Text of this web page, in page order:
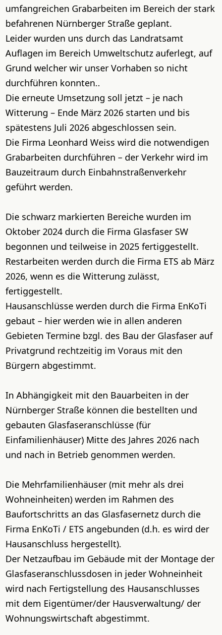
umfangreichen Grabarbeiten im Bereich der stark
befahrenen Nürnberger Straße geplant.
Leider wurden uns durch das Landratsamt
Auflagen im Bereich Umweltschutz auferlegt, auf
Grund welcher wir unser Vorhaben so nicht
durchführen konnten..
Die erneute Umsetzung soll jetzt – je nach
Witterung – Ende März 2026 starten und bis
spätestens Juli 2026 abgeschlossen sein.
Die Firma Leonhard Weiss wird die notwendigen
Grabarbeiten durchführen – der Verkehr wird im
Bauzeitraum durch Einbahnstraßenverkehr
geführt werden.
Die schwarz markierten Bereiche wurden im
Oktober 2024 durch die Firma Glasfaser SW
begonnen und teilweise in 2025 fertiggestellt.
Restarbeiten werden durch die Firma ETS ab März
2026, wenn es die Witterung zulässt,
fertiggestellt.
Hausanschlüsse werden durch die Firma EnKoTi
gebaut – hier werden wie in allen anderen
Gebieten Termine bzgl. des Bau der Glasfaser auf
Privatgrund rechtzeitig im Voraus mit den
Bürgern abgestimmt.
In Abhängigkeit mit den Bauarbeiten in der
Nürnberger Straße können die bestellten und
gebauten Glasfaseranschlüsse (für
Einfamilienhäuser) Mitte des Jahres 2026 nach
und nach in Betrieb genommen werden.
Die Mehrfamilienhäuser (mit mehr als drei
Wohneinheiten) werden im Rahmen des
Baufortschritts an das Glasfasernetz durch die
Firma EnKoTi / ETS angebunden (d.h. es wird der
Hausanschluss hergestellt).
Der Netzaufbau im Gebäude mit der Montage der
Glasfaseranschlussdosen in jeder Wohneinheit
wird nach Fertigstellung des Hausanschlusses
mit dem Eigentümer/der Hausverwaltung/ der
Wohnungswirtschaft abgestimmt.